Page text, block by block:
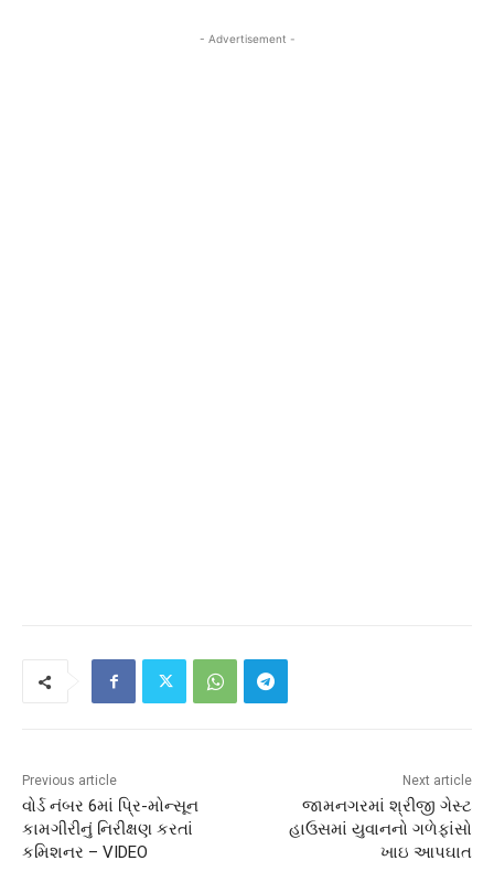
- Advertisement -
Previous article
વોર્ડ નંબર 6માં પ્રિ-મોન્સૂન
કામગીરીનું નિરીક્ષણ કરતાં
કમિશનર – VIDEO
Next article
જામનગરમાં શ્રીજી ગેસ્ટ
હાઉસમાં યુવાનનો ગળેફાંસો
ખાઇ આપઘાત